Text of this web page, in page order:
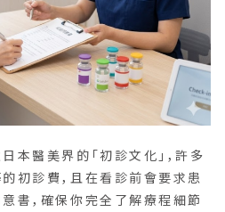
本醫美界的「初診文化」，許多
初診費，且在看診前會要求患
書，確保你完全了解療程細節